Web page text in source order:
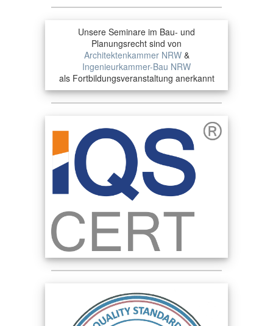
Unsere Seminare im Bau- und
Planungsrecht sind von
Architektenkammer NRW&
Ingenieurkammer-Bau NRW
als Fortbildungsveranstaltung anerkannt